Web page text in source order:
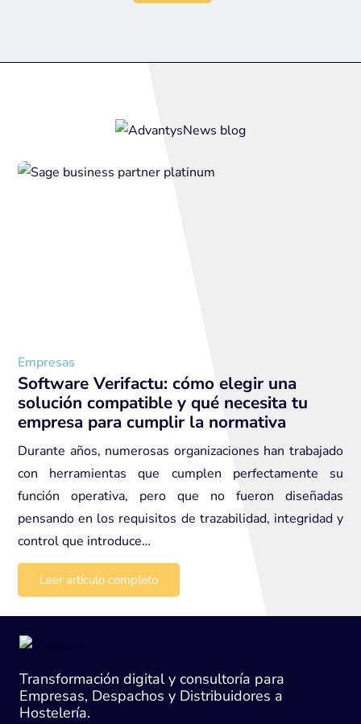
Empresas
Software Verifactu: cómo elegir una
solución compatible y qué necesita tu
empresa para cumplir la normativa
Durante años, numerosas organizaciones han trabajado
con herramientas que cumplen perfectamente su
función operativa, pero que no fueron diseñadas
pensando en los requisitos de trazabilidad, integridad y
control que introduce…
Leer artículo completo
Transformación digital y consultoría para
Empresas, Despachos y Distribuidores a
Hostelería.